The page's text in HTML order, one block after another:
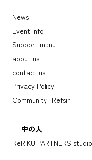
News
Event info
Support menu
about us
contact us
Privacy Policy
Community -Refsir
［ 中の人 ］
ReRIKU PARTNERS studio